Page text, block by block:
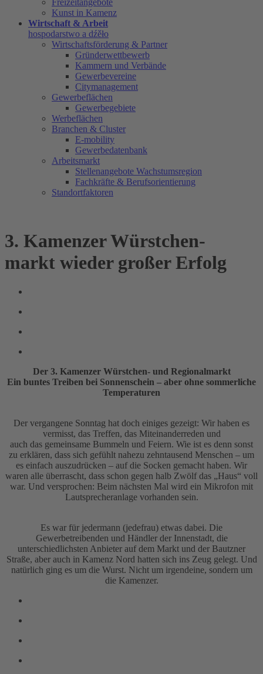
Freizeitangebote
Kunst in Kamenz
Wirtschaft & Arbeit
hospodarstwo a dźěło
Wirtschaftsförderung & Partner
Gründerwettbewerb
Kammern und Verbände
Gewerbevereine
Citymanagement
Gewerbeflächen
Gewerbegebiete
Werbeflächen
Branchen & Cluster
E-mobility
Gewerbedatenbank
Arbeitsmarkt
Stellenangebote Wachstumsregion
Fachkräfte & Berufsorientierung
Standortfaktoren
3. Kamenzer Würstchen-
markt wieder großer Erfolg
Der 3. Kamenzer Würstchen- und Regionalmarkt
Ein buntes Treiben bei Sonnenschein – aber ohne sommerliche
Temperaturen
Der vergangene Sonntag hat doch einiges gezeigt: Wir haben es
vermisst, das Treffen, das Miteinanderreden und
auch das gemeinsame Bummeln und Feiern. Wie ist es denn sonst
zu erklären, dass sich gefühlt nahezu zehntausend Menschen – um
es einfach auszudrücken – auf die Socken gemacht haben. Wir
waren alle überrascht, dass schon gegen halb Zwölf das „Haus“ voll
war. Und versprochen: Beim nächsten Mal wird ein Mikrofon mit
Lautsprecheranlage vorhanden sein.
Es war für jedermann (jedefrau) etwas dabei. Die
Gewerbetreibenden und Händler der Innenstadt, die
unterschiedlichsten Anbieter auf dem Markt und der Bautzner
Straße, aber auch in Kamenz Nord hatten sich ins Zeug gelegt. Und
natürlich ging es um die Wurst. Nicht um irgendeine, sondern um
die Kamenzer.